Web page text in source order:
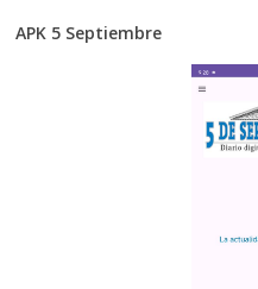
APK 5 Septiembre